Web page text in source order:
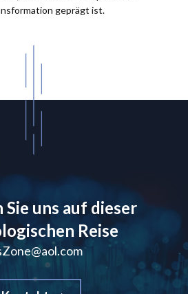
geprägt ist.
uns auf dieser
Reise